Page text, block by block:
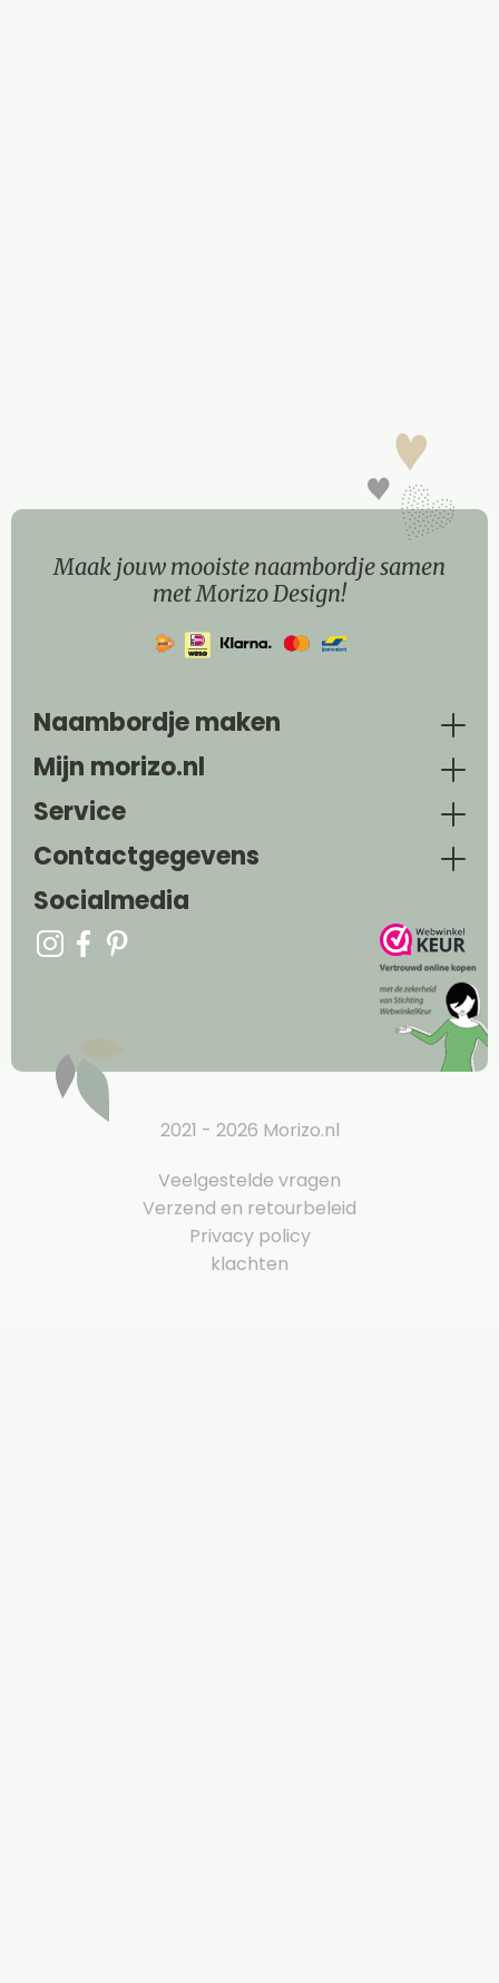
Maak jouw mooiste naambordje samen
met Morizo Design!
Naambordje maken
Mijn morizo.nl
Service
Contactgegevens
Socialmedia
2021 - 2026 Morizo.nl
Veelgestelde vragen
Verzend en retourbeleid
Privacy policy
klachten